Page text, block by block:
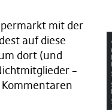
mit der
auf diese
dort (und
–